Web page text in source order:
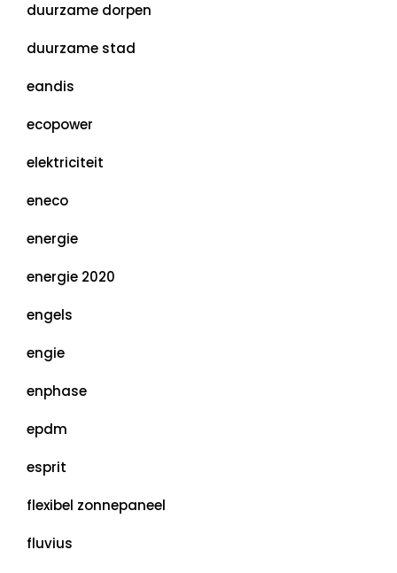
duurzame dorpen
duurzame stad
eandis
ecopower
elektriciteit
eneco
energie
energie 2020
engels
engie
enphase
epdm
esprit
flexibel zonnepaneel
fluvius